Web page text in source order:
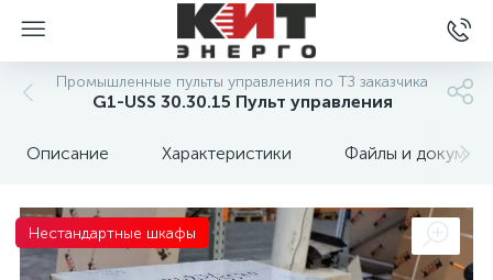
Промышленные пульты управления по ТЗ заказчика
G1-USS 30.30.15 Пульт управления
Описание Характеристики Файлы и
Нестандартные шкафы